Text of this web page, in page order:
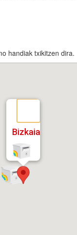
handiak txikitzen dira.
Bizkaia